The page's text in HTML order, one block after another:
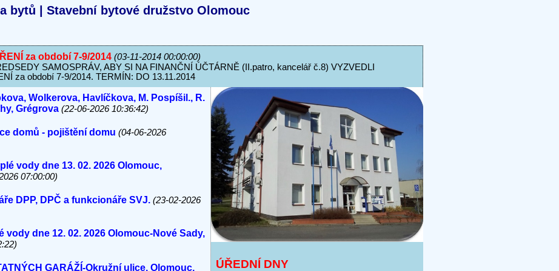
bytů | Stavební bytové družstvo Olomouc
za období 7-9/2014 (03-11-2014 00:00:00)
SAMOSPRÁV, ABY SI NA FINANČNÍ ÚČTÁRNĚ (II.patro, kancelář č.8) VYZVEDLI
za období 7-9/2014. TERMÍN: DO 13.11.2014
Wolkerova, Havlíčkova, M. Pospíšil., R.
Grégrova (22-06-2026 10:36:42)
domů - pojištění domu (04-06-2026
vody dne 13. 02. 2026 Olomouc,
07:00:00)
DPP, DPČ a funkcionáře SVJ. (23-02-2026
vody dne 12. 02. 2026 Olomouc-Nové Sady,
GARÁŽÍ-Okružní ulice, Olomouc.
ÚŘEDNÍ DNY